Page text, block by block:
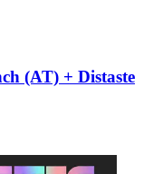
(AT) + Distaste